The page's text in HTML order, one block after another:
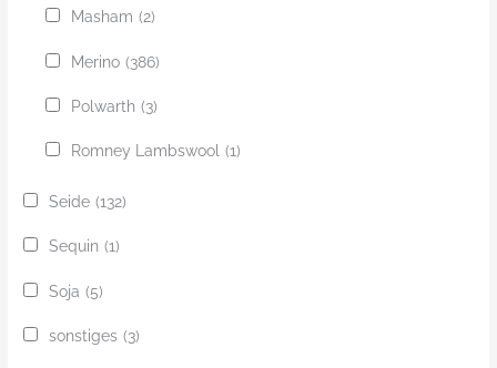
Masham (2)
Merino (386)
Polwarth (3)
Romney Lambswool (1)
Seide (132)
Sequin (1)
Soja (5)
sonstiges (3)